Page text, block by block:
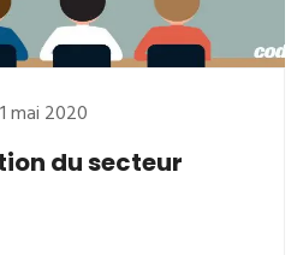
mai 2020
du secteur